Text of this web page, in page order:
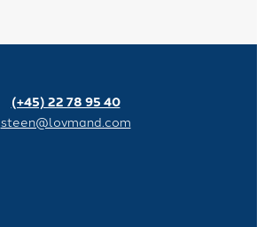
(+45) 22 78 95 40
steen@lovmand.com